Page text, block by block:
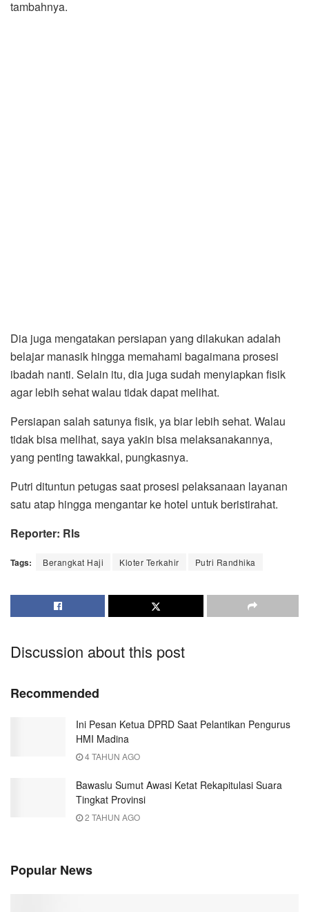
tambahnya.
Dia juga mengatakan persiapan yang dilakukan adalah
belajar manasik hingga memahami bagaimana prosesi
ibadah nanti. Selain itu, dia juga sudah menyiapkan fisik
agar lebih sehat walau tidak dapat melihat.
Persiapan salah satunya fisik, ya biar lebih sehat. Walau
tidak bisa melihat, saya yakin bisa melaksanakannya,
yang penting tawakkal, pungkasnya.
Putri dituntun petugas saat prosesi pelaksanaan layanan
satu atap hingga mengantar ke hotel untuk beristirahat.
Reporter: Rls
Tags: Berangkat Haji Kloter Terkahir Putri Randhika
Discussion about this post
Recommended
Ini Pesan Ketua DPRD Saat Pelantikan Pengurus
HMI Madina
4 TAHUN AGO
Bawaslu Sumut Awasi Ketat Rekapitulasi Suara
Tingkat Provinsi
2 TAHUN AGO
Popular News